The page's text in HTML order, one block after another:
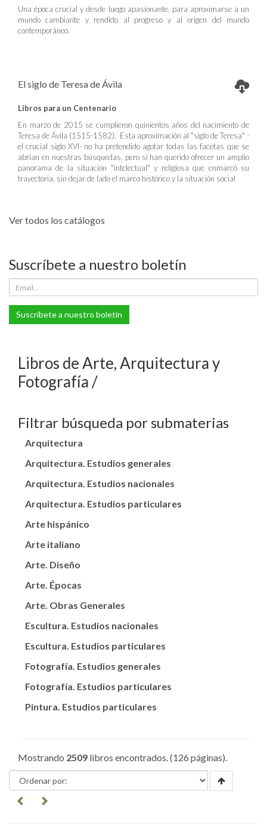
Una época crucial y desde luego apasionante, para aproximarse a un
mundo cambiante y rendido al progreso y al origen del mundo
contemporáneo.
El siglo de Teresa de Ávila
Libros para un Centenario
En marzo de 2015 se cumplieron quinientos años del nacimiento de
Teresa de Ávila (1515-1582). Esta aproximación al "siglo de Teresa" -
el crucial siglo XVI- no ha pretendido agotar todas las facetas que se
abrían en nuestras búsquedas, pero sí han querido ofrecer un amplio
panorama de la situación "intelectual" y religiosa que enmarcó su
trayectoria, sin dejar de lado el marco histórico y la situación social
Ver todos los catálogos
Suscríbete a nuestro boletín
Suscríbete a nuestro boletín
Libros de Arte, Arquitectura y
Fotografía
Filtrar búsqueda por submaterias
Arquitectura
Arquitectura. Estudios generales
Arquitectura. Estudios nacionales
Arquitectura. Estudios particulares
Arte hispánico
Arte italiano
Arte. Diseño
Arte. Épocas
Arte. Obras Generales
Escultura. Estudios nacionales
Escultura. Estudios particulares
Fotografía. Estudios generales
Fotografía. Estudios particulares
Pintura. Estudios particulares
Mostrando 2509 libros encontrados. (126 páginas).